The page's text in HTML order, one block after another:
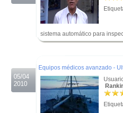
sistema automático para
05/04
2010
Equipos médicos avanzado -